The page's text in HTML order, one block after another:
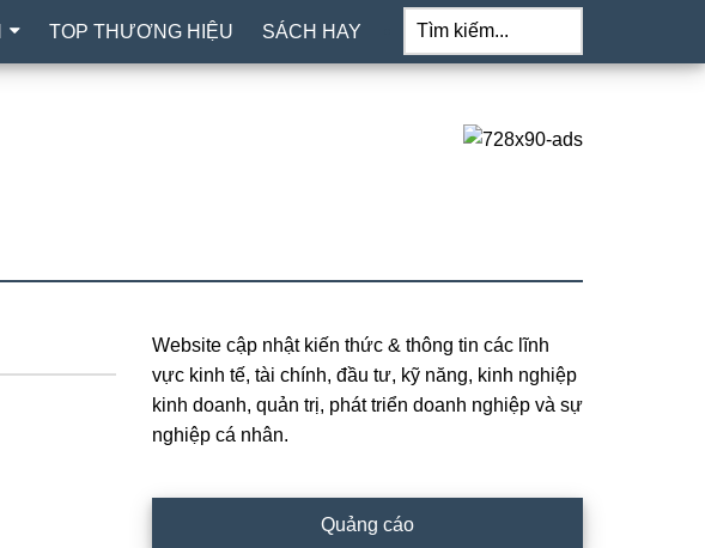
TOP THƯƠNG HIỆU SÁCH HAY
Tìm
kiếm...
Primary
Sidebar
Website cập nhật kiến thức & thông tin các lĩnh
vực kinh tế, tài chính, đầu tư, kỹ năng, kinh nghiệp
kinh doanh, quản trị, phát triển doanh nghiệp và sự
nghiệp cá nhân.
Quảng cáo